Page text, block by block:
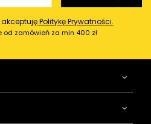
Politykę Prywatności.
od zamówień za min 400 zł